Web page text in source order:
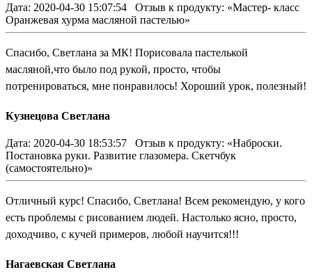
Дата: 2020-04-30 15:07:54
Отзыв к продукту: «Мастер- класс
Оранжевая хурма масляной пастелью»
Спасибо, Светлана за МК! Порисовала пастелькой
масляной,что было под рукой, просто, чтобы
потренироваться, мне понравилось! Хороший урок, полезный!
Кузнецова Светлана
Дата: 2020-04-30 18:53:57
Отзыв к продукту: «Наброски.
Постановка руки. Развитие глазомера. Скетчбук
(самостоятельно)»
Отличный курс! Спасибо, Светлана! Всем рекомендую, у кого
есть проблемы с рисованием людей. Настолько ясно, просто,
доходчиво, с кучей примеров, любой научится!!!
Нагаевская Светлана